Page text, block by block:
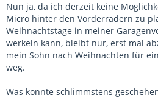
Nun ja, da ich derzeit keine
Micro hinter den Vorderrädern zu
Weihnachtstage in meiner
werkeln kann, bleibt nur, erst mal
mein Sohn nach Weihnachten für
weg.
Was könnte schlimmstens